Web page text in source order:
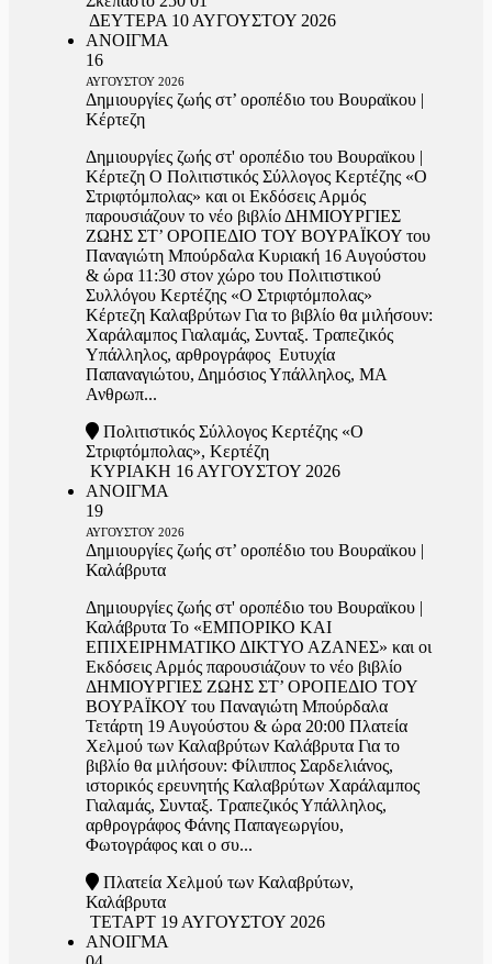
ΔΕΥΤΕΡΑ 10 ΑΥΓΟΥΣΤΟΥ 2026
ΑΝΟΙΓΜΑ
16
ΑΥΓΟΥΣΤΟΥ 2026
Δημιουργίες ζωής στ’ οροπέδιο του Βουραϊκου |
Κέρτεζη
Δημιουργίες ζωής στ' οροπέδιο του Βουραϊκου |
Κέρτεζη Ο Πολιτιστικός Σύλλογος Κερτέζης «Ο
Στριφτόμπολας» και οι Εκδόσεις Αρμός
παρουσιάζουν το νέο βιβλίο ΔΗΜΙΟΥΡΓΙΕΣ
ΖΩΗΣ ΣΤ’ ΟΡΟΠΕΔΙΟ ΤΟΥ ΒΟΥΡΑΪΚΟΥ του
Παναγιώτη Μπούρδαλα Κυριακή 16 Αυγούστου
& ώρα 11:30 στον χώρο του Πολιτιστικού
Συλλόγου Κερτέζης «Ο Στριφτόμπολας»
Κέρτεζη Καλαβρύτων Για το βιβλίο θα μιλήσουν:
Χαράλαμπος Γιαλαμάς, Συνταξ. Τραπεζικός
Υπάλληλος, αρθρογράφος Ευτυχία
Παπαναγιώτου, Δημόσιος Υπάλληλος, ΜΑ
Ανθρωπ...
Πολιτιστικός Σύλλογος Κερτέζης «Ο
Στριφτόμπολας», Κερτέζη
ΚΥΡΙΑΚΗ 16 ΑΥΓΟΥΣΤΟΥ 2026
ΑΝΟΙΓΜΑ
19
ΑΥΓΟΥΣΤΟΥ 2026
Δημιουργίες ζωής στ’ οροπέδιο του Βουραϊκου |
Καλάβρυτα
Δημιουργίες ζωής στ' οροπέδιο του Βουραϊκου |
Καλάβρυτα Το «ΕΜΠΟΡΙΚΟ ΚΑΙ
ΕΠΙΧΕΙΡΗΜΑΤΙΚΟ ΔΙΚΤΥΟ ΑΖΑΝΕΣ» και οι
Εκδόσεις Αρμός παρουσιάζουν το νέο βιβλίο
ΔΗΜΙΟΥΡΓΙΕΣ ΖΩΗΣ ΣΤ’ ΟΡΟΠΕΔΙΟ ΤΟΥ
ΒΟΥΡΑΪΚΟΥ του Παναγιώτη Μπούρδαλα
Τετάρτη 19 Αυγούστου & ώρα 20:00 Πλατεία
Χελμού των Καλαβρύτων Καλάβρυτα Για το
βιβλίο θα μιλήσουν: Φίλιππος Σαρδελιάνος,
ιστορικός ερευνητής Καλαβρύτων Χαράλαμπος
Γιαλαμάς, Συνταξ. Τραπεζικός Υπάλληλος,
αρθρογράφος Φάνης Παπαγεωργίου,
Φωτογράφος και ο συ...
Πλατεία Χελμού των Καλαβρύτων,
Καλάβρυτα
ΤΕΤΑΡΤ 19 ΑΥΓΟΥΣΤΟΥ 2026
ΑΝΟΙΓΜΑ